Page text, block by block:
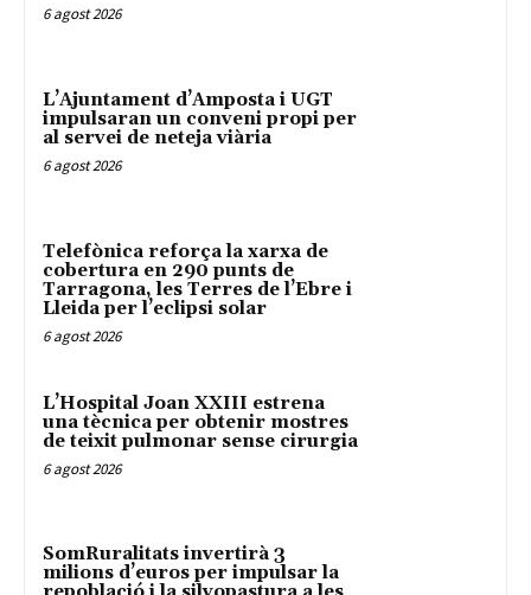
6 agost 2026
L’Ajuntament d’Amposta i UGT
impulsaran un conveni propi per
al servei de neteja viària
6 agost 2026
Telefònica reforça la xarxa de
cobertura en 290 punts de
Tarragona, les Terres de l’Ebre i
Lleida per l’eclipsi solar
6 agost 2026
L’Hospital Joan XXIII estrena
una tècnica per obtenir mostres
de teixit pulmonar sense cirurgia
6 agost 2026
SomRuralitats invertirà 3
milions d’euros per impulsar la